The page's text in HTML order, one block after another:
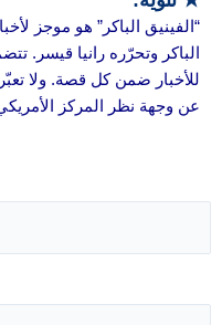
“الفينيق الباكر” هو موجز
الباكر وتحرّره رانيا قيسر.
للأخبار ضمن كل قصة. ولا
عن وجهة نظر المركز